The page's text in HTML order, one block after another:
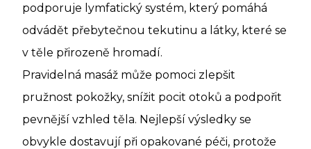
podporuje lymfatický systém, který pomáhá
odvádět přebytečnou tekutinu a látky, které se
v těle přirozeně hromadí.
Pravidelná masáž může pomoci zlepšit
pružnost pokožky, snížit pocit otoků a podpořit
pevnější vzhled těla. Nejlepší výsledky se
obvykle dostavují při opakované péči, protože